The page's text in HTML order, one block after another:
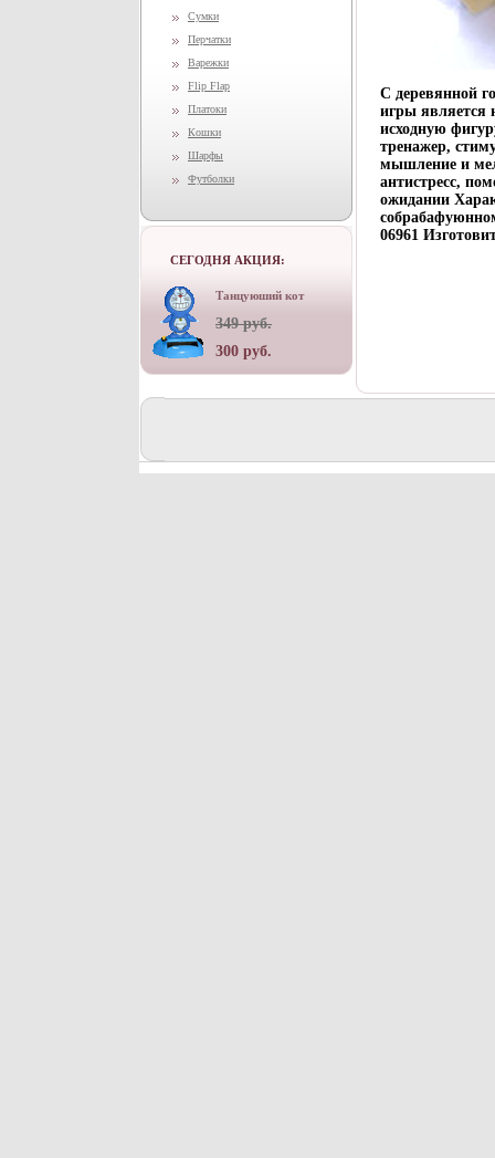
Сумки
Перчатки
Варежки
Flip Flap
Платоки
Кошки
Шарфы
Футболки
СЕГОДНЯ АКЦИЯ:
Танцуюший кот
349 руб.
300 руб.
С деревянной
игры является
исходную
тренажер,
мышление и
антистресс,
ожидании
06961